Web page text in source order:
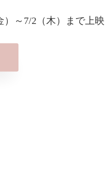
）～7/2（木）まで上映